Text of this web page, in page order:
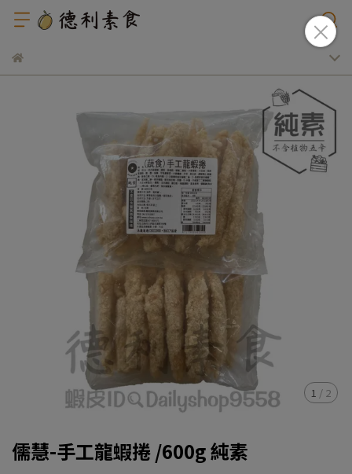
1 / 2
儒慧-手工龍蝦捲 /600g 純素